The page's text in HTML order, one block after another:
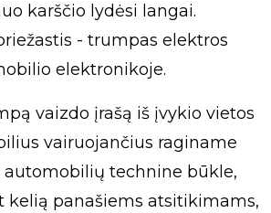
karščio lydėsi langai.
- trumpas elektros
elektronikoje.
vaizdo įrašą iš įvykio vietos
vairuojančius raginame
automobilių technine būkle,
kelią panašiems atsitikimams,